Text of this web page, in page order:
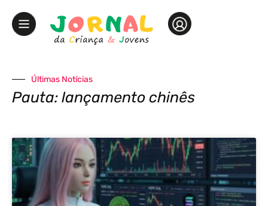
Últimas Notícias
Pauta: lançamento chinês